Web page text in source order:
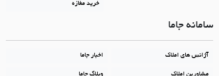
خرید مغازه
سامانه جاما
آژانس های املاک اخبار جاما
مشاورین املاک وبلاگ جاما